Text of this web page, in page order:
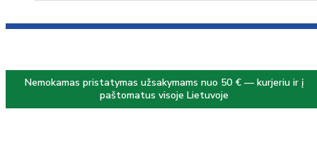
Nemokamas pristatymas užsakymams nuo 50 € — kurjeriu ir į
paštomatus visoje Lietuvoje